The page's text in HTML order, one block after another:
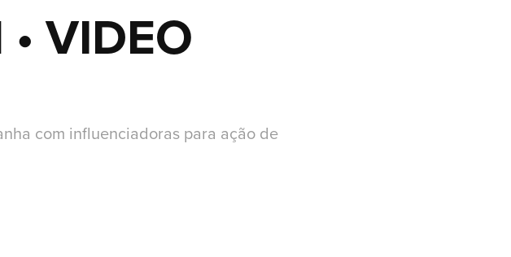
VIDEO
com influenciadoras para ação de